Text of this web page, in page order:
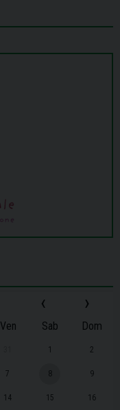
‹ ›
Ven Sab Dom
1 2
7 8 9
14 15 16